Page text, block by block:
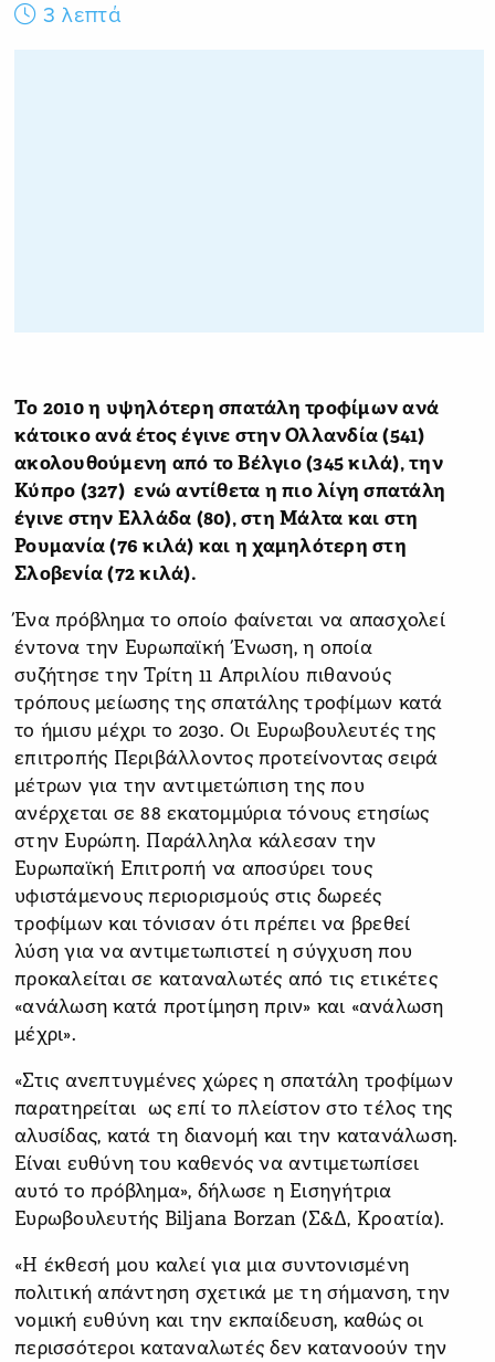
3 λεπτά
Το 2010 η υψηλότερη σπατάλη τροφίμων ανά
κάτοικο ανά έτος έγινε στην Ολλανδία (541)
ακολουθούμενη από το Βέλγιο (345 κιλά), την
Κύπρο (327) ενώ αντίθετα η πιο λίγη σπατάλη
έγινε στην Ελλάδα (80), στη Μάλτα και στη
Ρουμανία (76 κιλά) και η χαμηλότερη στη
Σλοβενία (72 κιλά).
Ένα πρόβλημα το οποίο φαίνεται να απασχολεί
έντονα την Ευρωπαϊκή Ένωση, η οποία
συζήτησε την Τρίτη 11 Απριλίου πιθανούς
τρόπους μείωσης της σπατάλης τροφίμων κατά
το ήμισυ μέχρι το 2030. Οι Ευρωβουλευτές της
επιτροπής Περιβάλλοντος προτείνοντας σειρά
μέτρων για την αντιμετώπιση της που
ανέρχεται σε 88 εκατομμύρια τόνους ετησίως
στην Ευρώπη. Παράλληλα κάλεσαν την
Ευρωπαϊκή Επιτροπή να αποσύρει τους
υφιστάμενους περιορισμούς στις δωρεές
τροφίμων και τόνισαν ότι πρέπει να βρεθεί
λύση για να αντιμετωπιστεί η σύγχυση που
προκαλείται σε καταναλωτές από τις ετικέτες
«ανάλωση κατά προτίμηση πριν» και «ανάλωση
μέχρι».
«Στις ανεπτυγμένες χώρες η σπατάλη τροφίμων
παρατηρείται ως επί το πλείστον στο τέλος της
αλυσίδας, κατά τη διανομή και την κατανάλωση.
Είναι ευθύνη του καθενός να αντιμετωπίσει
αυτό το πρόβλημα», δήλωσε η Εισηγήτρια
Ευρωβουλευτής Biljana Borzan (Σ&Δ, Κροατία).
«Η έκθεσή μου καλεί για μια συντονισμένη
πολιτική απάντηση σχετικά με τη σήμανση, την
νομική ευθύνη και την εκπαίδευση, καθώς οι
περισσότεροι καταναλωτές δεν κατανοούν την